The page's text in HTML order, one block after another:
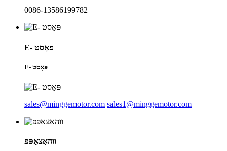
0086-13586199782
E- פּאָסט
E- פּאָסט
sales@minggemotor.com sales1@minggemotor.com
ווהאַצאַפּפּ